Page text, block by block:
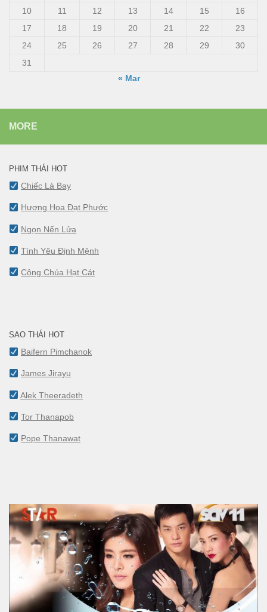
10 11 12 13 14 15
16
17
18 19 20 21 22
23
24
25 26 27 28 29
30
31
« Mar
MORE
PHIM THÁI HOT
Chiếc Lá Bay
Hương Hoa Đạt Phước
Ngọn Nến Lửa
Tình Yêu Định Mệnh
Công Chúa Hạt Cát
SAO THÁI HOT
Baifern Pimchanok
James Jirayu
Alek Theeradeth
Tor Thanapob
Pope Thanawat